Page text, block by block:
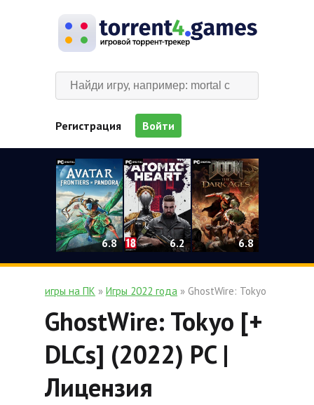
Регистрация Войти
6.8 6.2 6.8
игры на ПК » Игры 2022 года » GhostWire: Tokyo
GhostWire: Tokyo [+
DLCs] (2022) PC |
Лицензия